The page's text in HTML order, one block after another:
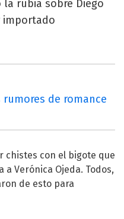
rubia sobre Diego
importado
de romance
chistes con el bigote que
Verónica Ojeda. Todos,
de esto para